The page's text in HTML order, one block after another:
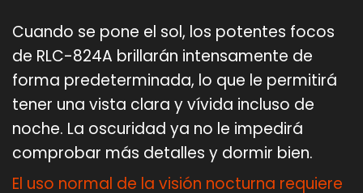
Cuando se pone el sol, los potentes focos
de RLC-824A brillarán intensamente de
forma predeterminada, lo que le permitirá
tener una vista clara y vívida incluso de
noche. La oscuridad ya no le impedirá
comprobar más detalles y dormir bien.
El uso normal de la visión nocturna requiere